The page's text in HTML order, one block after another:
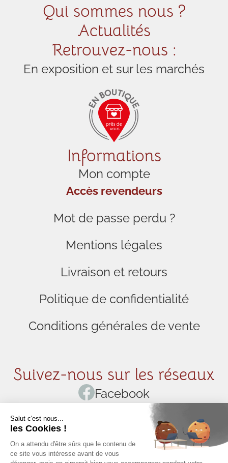
Qui sommes nous ?
Actualités
Retrouvez-nous :
En exposition et sur les marchés
Informations
Mon compte
Accès revendeurs
Mot de passe perdu ?
Mentions légales
Livraison et retours
Politique de confidentialité
Conditions générales de vente
Suivez-nous sur les réseaux
Facebook
Instagram
Pinterest